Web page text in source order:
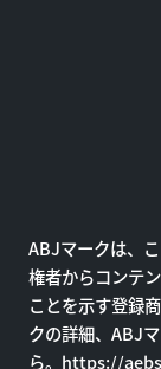
ABJマークは、
権者からコンテ
ことを示す登録
クの詳細、ABJ
ら。 https://